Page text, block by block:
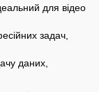
для відео
задач,
даних,